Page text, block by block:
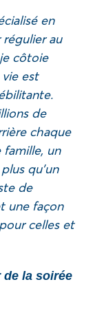
en
au
côtoie
est
de
chaque
un
qu’un
de
une façon
celles et
la soirée